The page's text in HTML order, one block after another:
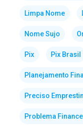
Limpa Nome
Nome Sujo
Pix Pix Brasil
Planejamento
Preciso
Problema